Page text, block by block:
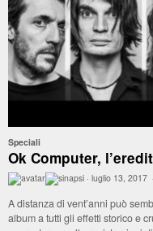
Speciali
Ok Computer,
· luglio 13, 2017 ·
A distanza di vent’anni può
album a tutti gli effetti storico e